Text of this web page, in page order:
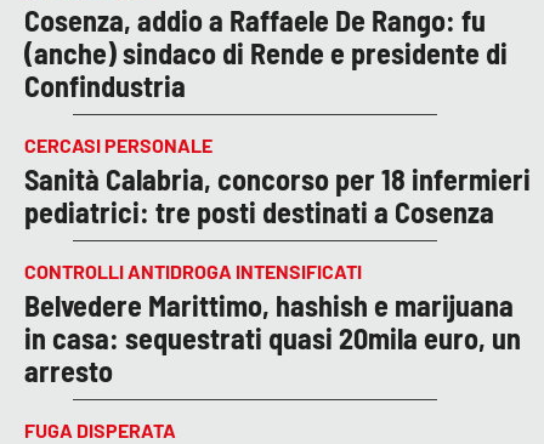
Cosenza, addio a Raffaele De Rango: fu
(anche) sindaco di Rende e presidente di
Confindustria
CERCASI PERSONALE
Sanità Calabria, concorso per 18 infermieri
pediatrici: tre posti destinati a Cosenza
CONTROLLI ANTIDROGA INTENSIFICATI
Belvedere Marittimo, hashish e marijuana
in casa: sequestrati quasi 20mila euro, un
arresto
FUGA DISPERATA